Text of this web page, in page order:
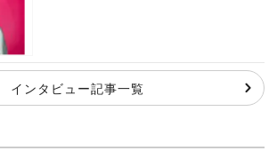
インタビュー記事一覧